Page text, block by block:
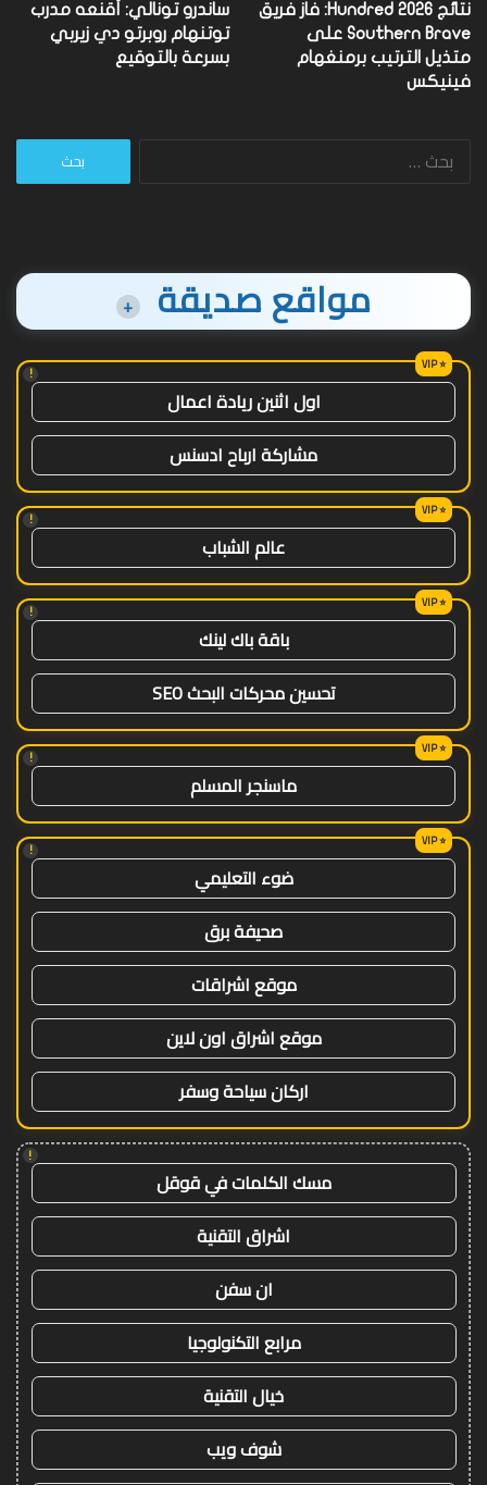
نتائج Hundred 2026: فاز فريق
Southern Brave على
متذيل الترتيب برمنغهام
فينيكس
ساندرو تونالي: أقنعه مدرب
توتنهام روبرتو دي زيربي
بسرعة بالتوقيع
البحث
مواقع صديقة +
!
اول اثنين ريادة اعمال
مشاركة ارباح ادسنس
!
عالم الشباب
!
باقة باك لينك
تحسين محركات البحث SEO
!
ماسنجر المسلم
!
ضوء التعليمي
صحيفة برق
موقع اشراقات
موقع اشراق اون لاين
اركان سياحة وسفر
!
مسك الكلمات في قوقل
اشراق التقنية
ان سفن
مرابع التكنولوجيا
خيال التقنية
شوف ويب